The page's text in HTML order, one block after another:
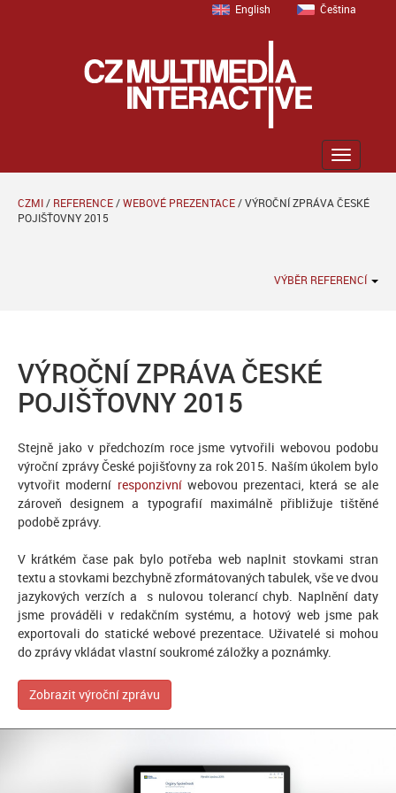
English Čeština
Zobrazit
menu
CZMI/ REFERENCE/WEBOVÉ PREZENTACE/VÝROČNÍ ZPRÁVA ČESKÉ
POJIŠŤOVNY 2015
VÝBĚR REFERENCÍ
VÝROČNÍ ZPRÁVA ČESKÉ
POJIŠŤOVNY 2015
Stejně jako v předchozím roce jsme vytvořili webovou podobu
výroční zprávy České pojišťovny za rok 2015. Naším úkolem bylo
vytvořit moderní responzivníwebovou prezentaci, která se ale
zároveň designem a typografií maximálně přibližuje tištěné
podobě zprávy.
V krátkém čase pak bylo potřeba web naplnit stovkami stran
textu a stovkami bezchybně zformátovaných tabulek, vše ve dvou
jazykových verzích a s nulovou tolerancí chyb. Naplnění daty
jsme prováděli v redakčním systému, a hotový web jsme pak
exportovali do statické webové prezentace. Uživatelé si mohou
do zprávy vkládat vlastní soukromé záložky a poznámky.
Zobrazit výroční zprávu